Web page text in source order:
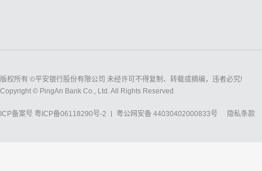
版权所有 ©平安银行股份有限公司 未经许可不得复制、转载或摘编，违者必究!
Copyright © PingAn Bank Co., Ltd. All Rights Reserved
ICP备案号 粤ICP备06118290号-2 粤公网安备 44030402000833号 隐私条款